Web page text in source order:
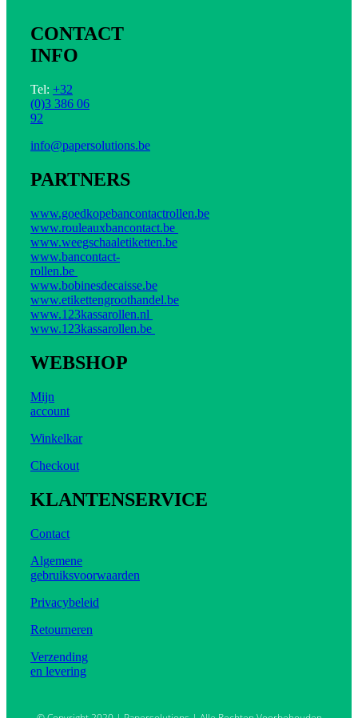
CONTACT
INFO
Tel: +32
(0)3 386 06
92
info@papersolutions.be
PARTNERS
www.goedkopebancontactrollen.be
www.rouleauxbancontact.be
www.weegschaaletiketten.be
www.bancontact-
rollen.be
www.bobinesdecaisse.be
www.etikettengroothandel.be
www.123kassarollen.nl
www.123kassarollen.be
WEBSHOP
Mijn
account
Winkelkar
Checkout
KLANTENSERVICE
Contact
Algemene
gebruiksvoorwaarden
Privacybeleid
Retourneren
Verzending
en levering